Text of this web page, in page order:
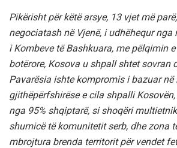
Pikërisht për këtë arsye, 13 vjet më
negociatash në Vjenë, i udhëhequr nga
i Kombeve të Bashkuara, me pëlqimin
botërore, Kosova u shpall shtet sovran
Pavarësia ishte kompromis i bazuar në
gjithëpërfshirëse e cila shpalli
nga 95% shqiptarë, si shoqëri
shumicë të komunitetit serb, dhe zona
mbrojtura brenda territorit për vendet